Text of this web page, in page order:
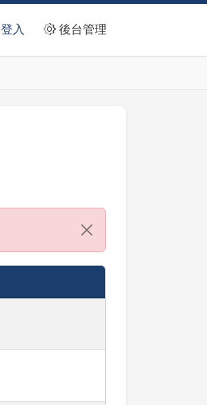
登入 後台管理